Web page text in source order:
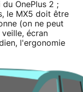
OnePlus 2 ;
le MX5 doit être
(on ne peut
écran
l'ergonomie